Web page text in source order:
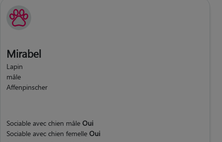
Mirabel
Lapin
mâle
Affenpinscher
Sociable avec chien mâle Oui
Sociable avec chien femelle Oui